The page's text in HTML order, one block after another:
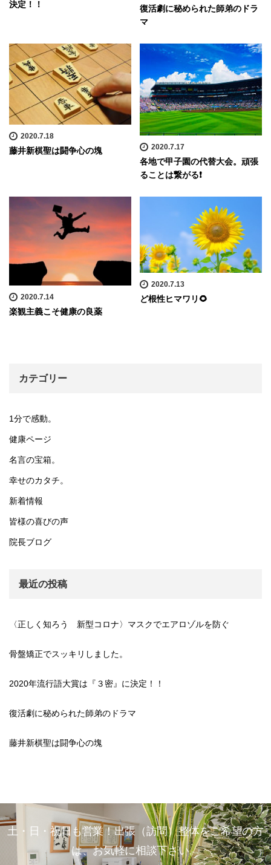
決定！！
復活劇に秘められた師弟のドラ
マ
2020.7.18
藤井新棋聖は闘争心の塊 2020.7.17
各地で甲子園の代替大会。頑張
ることは繋がる❗️
2020.7.14
楽観主義こそ健康の良薬
2020.7.13
ど根性ヒマワリ🌻
カテゴリー
1分で感動。
健康ページ
名言の宝箱。
幸せのカタチ。
新着情報
皆様の喜びの声
院長ブログ
最近の投稿
〈正しく知ろう 新型コロナ〉マスクでエアロゾルを防ぐ
骨盤矯正でスッキリしました。
2020年流行語大賞は『３密』に決定！！
復活劇に秘められた師弟のドラマ
藤井新棋聖は闘争心の塊
土・日・祝日も営業！出張（訪問）整体をご希望の方
は、お気軽に相談下さい。